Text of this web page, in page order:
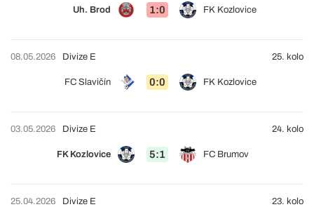
Uh. Brod 1:0 FK Kozlovice
08.05.2026
FC Slavičín 0:0 FK Kozlovice
Divize E 25. kolo
03.05.2026
FK Kozlovice 5:1 FC Brumov
Divize E 24. kolo
25.04.2026 Divize E 23. kolo